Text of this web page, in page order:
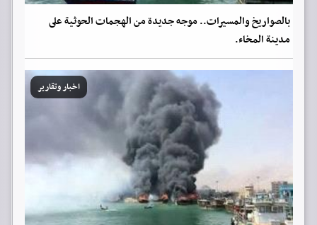
بالصواريخ والمسيرات.. موجه جديدة من الهجمات الحوثية على
مدينة المخاء.
اخبار وتقارير